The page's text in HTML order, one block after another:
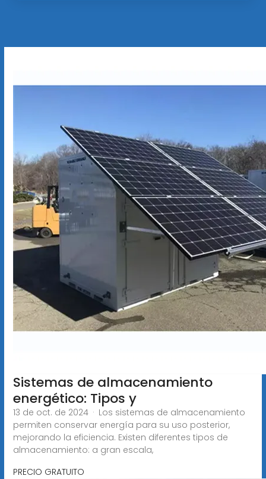
Sistemas de almacenamiento
energético: Tipos y
13 de oct. de 2024 · Los sistemas de almacenamiento
permiten conservar energía para su uso posterior,
mejorando la eficiencia. Existen diferentes tipos de
almacenamiento: a gran escala,
PRECIO GRATUITO